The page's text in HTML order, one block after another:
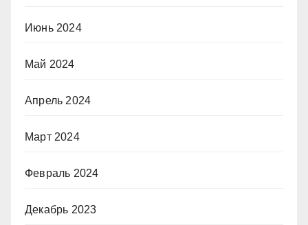
Июнь 2024
Май 2024
Апрель 2024
Март 2024
Февраль 2024
Декабрь 2023